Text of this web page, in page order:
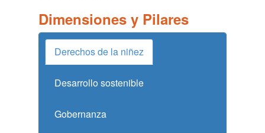
Dimensiones y Pilares
Derechos de la niñez
Desarrollo sostenible
Gobernanza